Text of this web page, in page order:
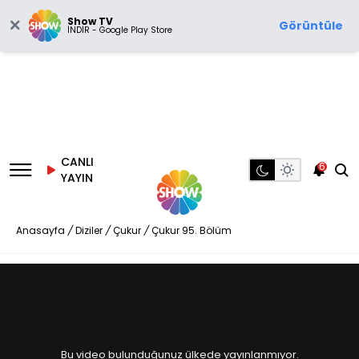
Show TV
İNDİR - Google Play Store Görüntüle
CANLI
YAYIN
6
Anasayfa / Diziler / Çukur / Çukur 95. Bölüm
Bu video bulunduğunuz ülkede yayınlanmıyor.